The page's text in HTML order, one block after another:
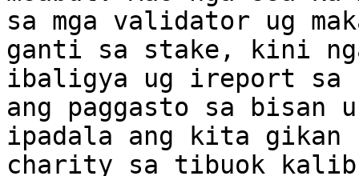
sa mga validator ug
ganti sa stake, kini
ibaligya ug ireport sa
ang paggasto sa bisan
ipadala ang kita gikan
charity sa tibuok